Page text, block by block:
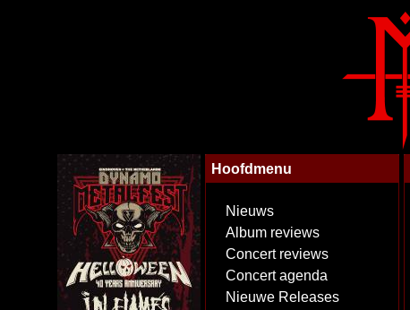
Hoofdmenu
Nieuws
Album reviews
Concert reviews
Concert agenda
Nieuwe Releases